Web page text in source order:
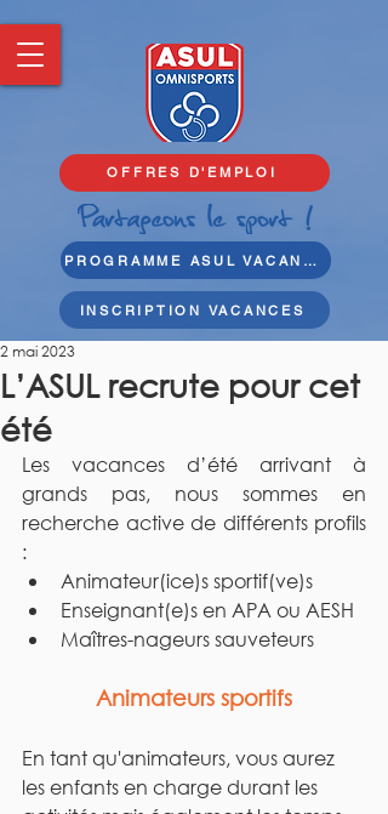
PROGRAMME ASUL VACANCES
OFFRES D'EMPLOI
INSCRIPTION VACANCES
L’ASUL recrute pour cet
été
2 mai 2023
Les vacances d’été arrivant à
grands pas, nous sommes en
recherche active de différents profils
:
Animateur(ice)s sportif(ve)s
Enseignant(e)s en APA ou AESH
Maîtres-nageurs sauveteurs
Animateurs sportifs
En tant qu'animateurs, vous aurez
les enfants en charge durant les